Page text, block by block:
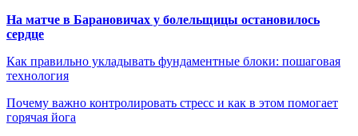
На матче в Барановичах у болельщицы остановилось
сердце
Как правильно укладывать фундаментные блоки: пошаговая
технология
Почему важно контролировать стресс и как в этом помогает
горячая йога